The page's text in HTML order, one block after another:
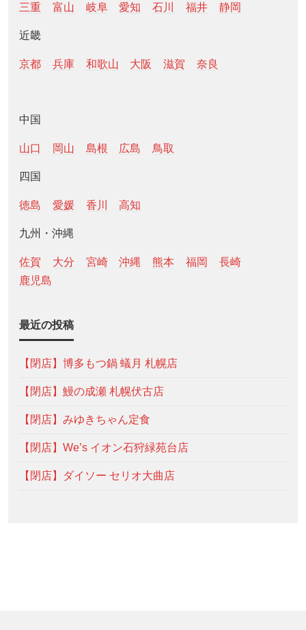
三重 富山 岐阜 愛知 石川 福井 静岡
近畿
京都 兵庫 和歌山 大阪 滋賀 奈良
中国
山口 岡山 島根 広島 鳥取
四国
徳島 愛媛 香川 高知
九州・沖縄
佐賀 大分 宮崎 沖縄 熊本 福岡
長崎
鹿児島
最近の投稿
【閉店】博多もつ鍋 蟻月 札幌店
【閉店】鰻の成瀬 札幌伏古店
【閉店】みゆきちゃん定食
【閉店】We’s イオン石狩緑苑台店
【閉店】ダイソー セリオ大曲店